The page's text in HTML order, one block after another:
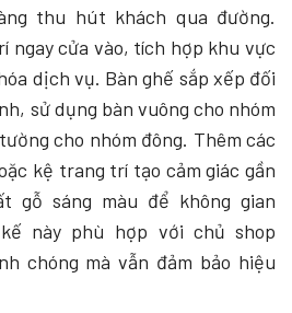
thu hút khách qua đường.
ngay cửa vào, tích hợp khu vực
dịch vụ. Bàn ghế sắp xếp đối
sử dụng bàn vuông cho nhóm
cho nhóm đông. Thêm các
kệ trang trí tạo cảm giác gần
gỗ sáng màu để không gian
này phù hợp với chủ shop
chóng mà vẫn đảm bảo hiệu